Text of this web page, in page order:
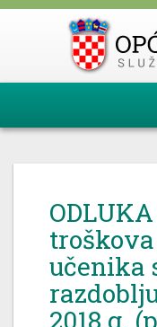
učenika
2018.g.